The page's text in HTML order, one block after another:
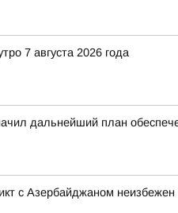
7 августа 2026 года
дальнейший план
с Азербайджаном неизбежен